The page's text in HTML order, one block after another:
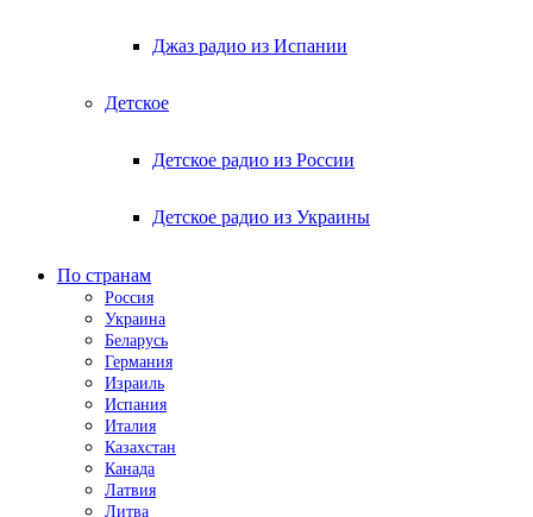
Джаз радио из Испании
Детское
Детское радио из России
Детское радио из Украины
По странам
Россия
Украина
Беларусь
Германия
Израиль
Испания
Италия
Казахстан
Канада
Латвия
Литва